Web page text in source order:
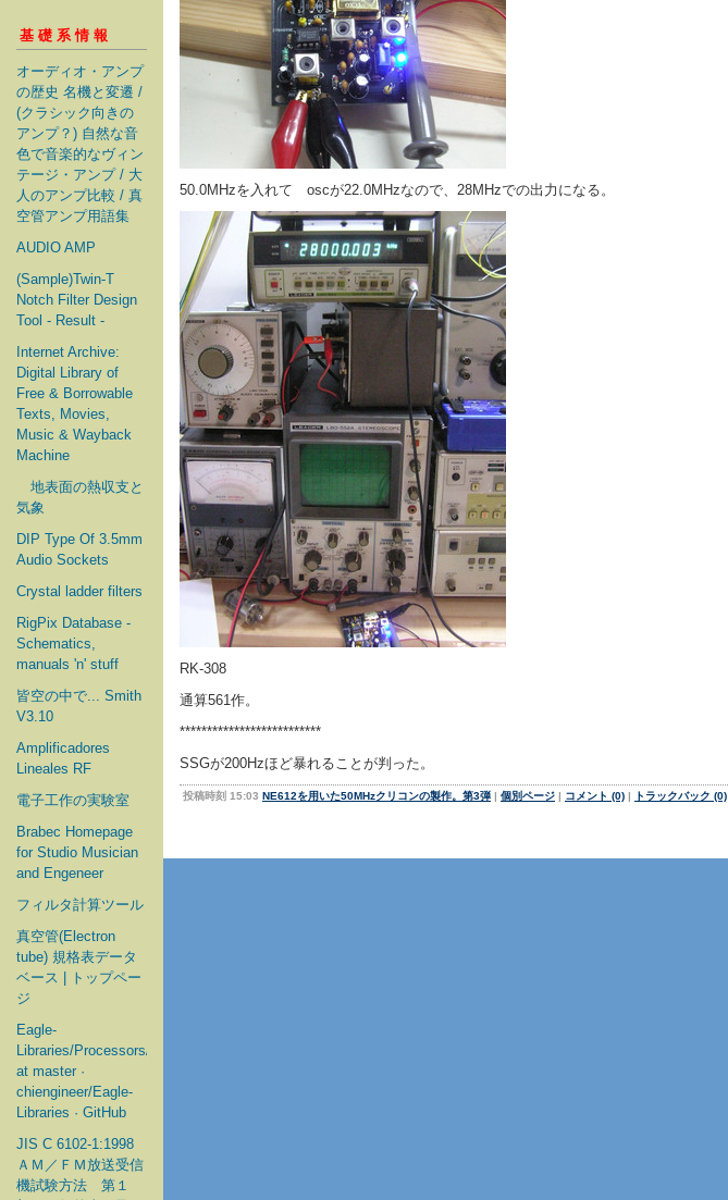
基礎系情報
オーディオ・アンプ
の歴史 名機と変遷 /
(クラシック向きの
アンプ？) 自然な音
色で音楽的なヴィン
テージ・アンプ / 大
人のアンプ比較 / 真
空管アンプ用語集
AUDIO AMP
(Sample)Twin-T
Notch Filter Design
Tool - Result -
Internet Archive:
Digital Library of
Free & Borrowable
Texts, Movies,
Music & Wayback
Machine
地表面の熱収支と
気象
DIP Type Of 3.5mm
Audio Sockets
Crystal ladder filters
RigPix Database -
Schematics,
manuals 'n' stuff
皆空の中で... Smith
V3.10
Amplificadores
Lineales RF
電子工作の実験室
Brabec Homepage
for Studio Musician
and Engeneer
フィルタ計算ツール
真空管(Electron
tube) 規格表データ
ベース | トップペー
ジ
Eagle-
Libraries/Processors/Microchip
at master ·
chiengineer/Eagle-
Libraries · GitHub
JIS C 6102-1:1998
ＡＭ／ＦＭ放送受信
機試験方法 第１
50.0MHzを入れて oscが22.0MHzなので、28MHzでの出力になる。
RK-308
通算561作。
**************************
SSGが200Hzほど暴れることが判った。
投稿時刻 15:03 NE612を用いた50MHzクリコンの製作。第3弾 | 個別ページ | コメント (0) | トラックバック (0)